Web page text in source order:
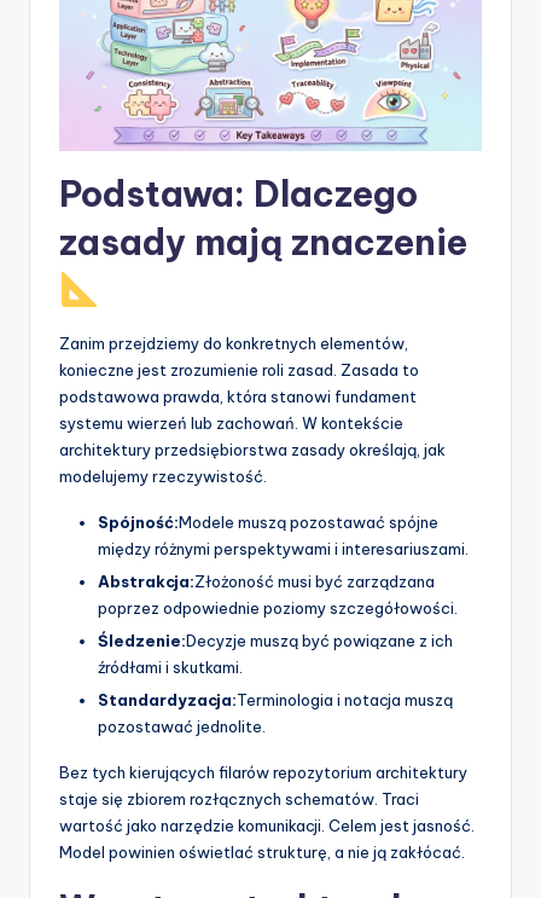
d
U
p
d
Podstawa: Dlaczego
zasady mają znaczenie
Zanim przejdziemy do konkretnych elementów,
konieczne jest zrozumienie roli zasad. Zasada to
podstawowa prawda, która stanowi fundament
systemu wierzeń lub zachowań. W kontekście
architektury przedsiębiorstwa zasady określają, jak
modelujemy rzeczywistość.
Spójność:Modele muszą pozostawać spójne
między różnymi perspektywami i interesariuszami.
Abstrakcja:Złożoność musi być zarządzana
poprzez odpowiednie poziomy szczegółowości.
Śledzenie:Decyzje muszą być powiązane z ich
źródłami i skutkami.
Standardyzacja:Terminologia i notacja muszą
pozostawać jednolite.
Bez tych kierujących filarów repozytorium architektury
staje się zbiorem rozłącznych schematów. Traci
wartość jako narzędzie komunikacji. Celem jest jasność.
Model powinien oświetlać strukturę, a nie ją zakłócać.